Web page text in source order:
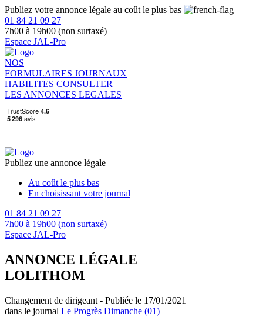
Publiez votre annonce légale au coût le plus bas
01 84 21 09 27
7h00 à 19h00 (non surtaxé)
Espace JAL-Pro
NOS
FORMULAIRES JOURNAUX
HABILITES CONSULTER
LES ANNONCES LEGALES
Publiez une annonce légale
Au coût le plus bas
En choisissant votre journal
01 84 21 09 27
7h00 à 19h00 (non surtaxé)
Espace JAL-Pro
ANNONCE LÉGALE
LOLITHOM
Changement de dirigeant - Publiée le 17/01/2021
dans le journal Le Progrès Dimanche (01)